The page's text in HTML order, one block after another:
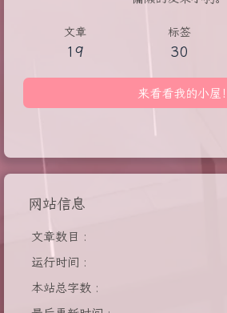
文章
19
标签
30
来看看我的小屋！
网站信息
文章数目 :
运行时间 :
本站总字数 :